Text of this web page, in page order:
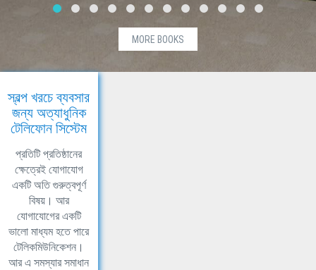
MORE BOOKS
স্বল্প খরচে ব্যবসার
জন্য অত্যাধুনিক
টেলিফোন সিস্টেম
প্রতিটি প্রতিষ্ঠানের
ক্ষেত্রেই যোগাযোগ
একটি অতি গুরুত্বপূর্ণ
বিষয়। আর
যোগাযোগের একটি
ভালো মাধ্যম হতে পারে
টেলিকমিউনিকেশন।
আর এ সমস্যার সমাধান